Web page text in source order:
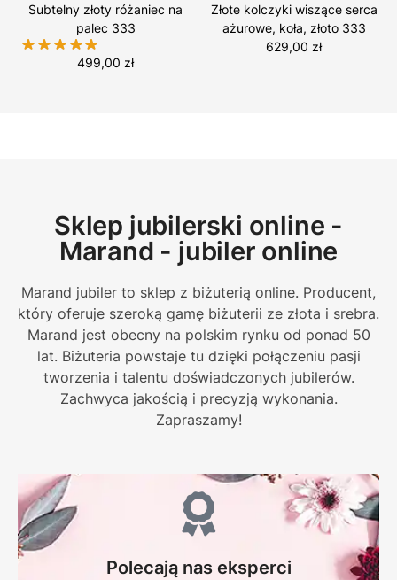
Subtelny złoty różaniec na
palec 333
499,00 zł
Złote kolczyki wiszące serca
ażurowe, koła, złoto 333
629,00 zł
Sklep jubilerski online -
Marand - jubiler online
Marand jubiler to sklep z biżuterią online. Producent,
który oferuje szeroką gamę biżuterii ze złota i srebra.
Marand jest obecny na polskim rynku od ponad 50
lat. Biżuteria powstaje tu dzięki połączeniu pasji
tworzenia i talentu doświadczonych jubilerów.
Zachwyca jakością i precyzją wykonania.
Zapraszamy!
Polecają nas eksperci